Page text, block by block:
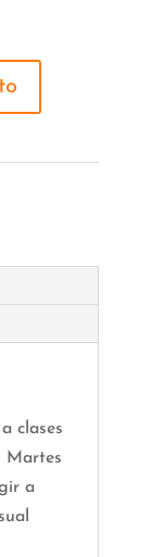
clases
Martes
a